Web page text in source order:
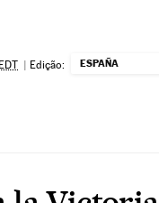
EDT | Edição: ESPAÑA